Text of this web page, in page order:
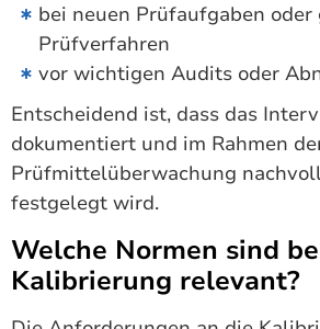
bei neuen Prüfaufgaben oder
Prüfverfahren
vor wichtigen Audits oder
Entscheidend ist, dass das
dokumentiert und im Rahmen
Prüfmittelüberwachung
festgelegt wird.
Welche Normen sind
Kalibrierung relevant?